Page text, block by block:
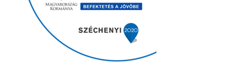
Nyomtatványok
Szabályzatok